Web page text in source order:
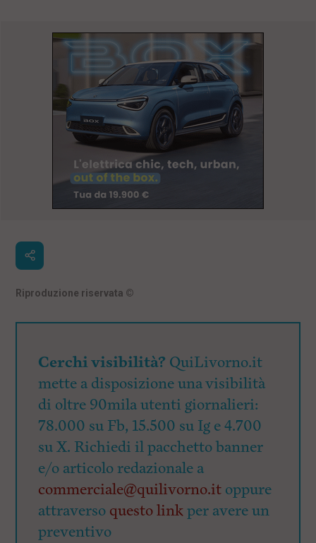
Riproduzione riservata ©
Cerchi visibilità? QuiLivorno.it
mette a disposizione una visibilità
di oltre 90mila utenti giornalieri:
78.000 su Fb, 15.500 su Ig e 4.700
su X. Richiedi il pacchetto banner
e/o articolo redazionale a
commerciale@quilivorno.it oppure
attraverso questo linkper avere un
preventivo